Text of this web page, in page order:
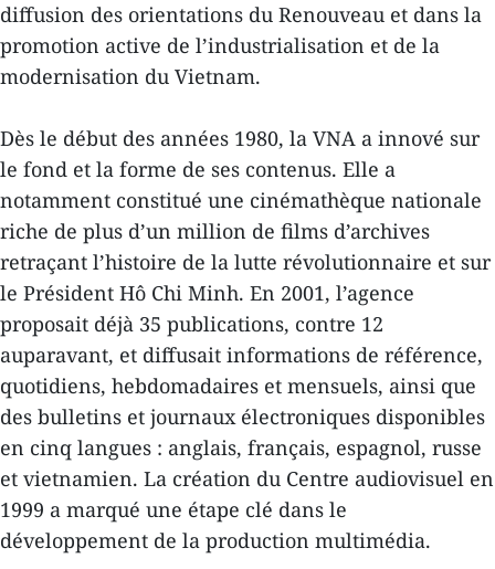
diffusion des orientations du Renouveau et dans la
promotion active de l’industrialisation et de la
modernisation du Vietnam.
Dès le début des années 1980, la VNA a innové sur
le fond et la forme de ses contenus. Elle a
notamment constitué une cinémathèque nationale
riche de plus d’un million de films d’archives
retraçant l’histoire de la lutte révolutionnaire et sur
le Président Hô Chi Minh. En 2001, l’agence
proposait déjà 35 publications, contre 12
auparavant, et diffusait informations de référence,
quotidiens, hebdomadaires et mensuels, ainsi que
des bulletins et journaux électroniques disponibles
en cinq langues : anglais, français, espagnol, russe
et vietnamien. La création du Centre audiovisuel en
1999 a marqué une étape clé dans le
développement de la production multimédia.